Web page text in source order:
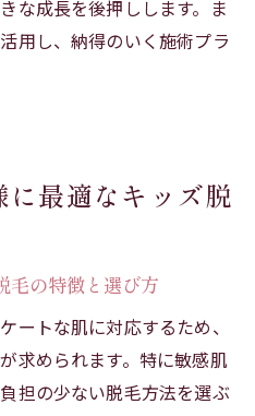
な成長を後押しします。ま
用し、納得のいく施術プラ
最適なキッズ脱
毛の特徴と選び方
ートな肌に対応するため、
求められます。特に敏感肌
担の少ない脱毛方法を選ぶ